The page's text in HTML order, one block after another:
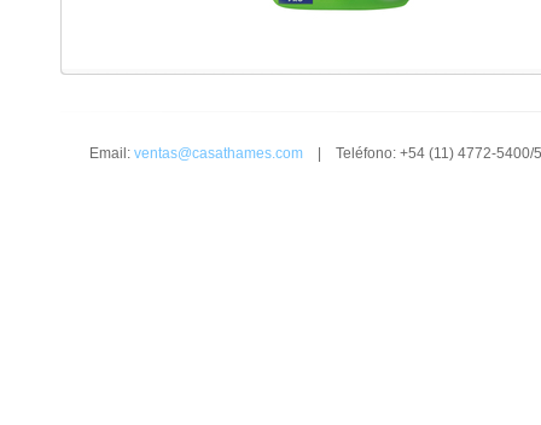
Email: ventas@casathames.com| Teléfono: +54 (11) 4772-